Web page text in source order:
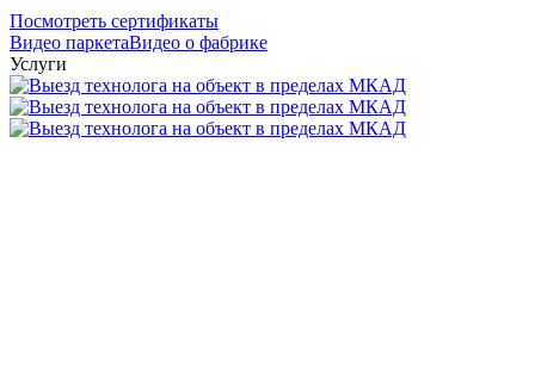
Посмотреть сертификаты
Видео паркетаВидео о фабрике
Услуги